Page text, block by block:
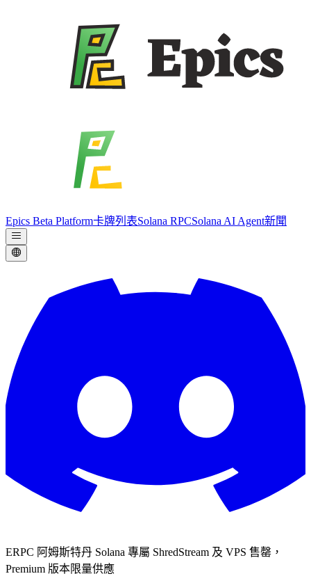
Epics Beta Platform卡牌列表Solana RPCSolana AI Agent新聞
ERPC 阿姆斯特丹 Solana 專屬 ShredStream 及 VPS 售罄，
Premium 版本限量供應